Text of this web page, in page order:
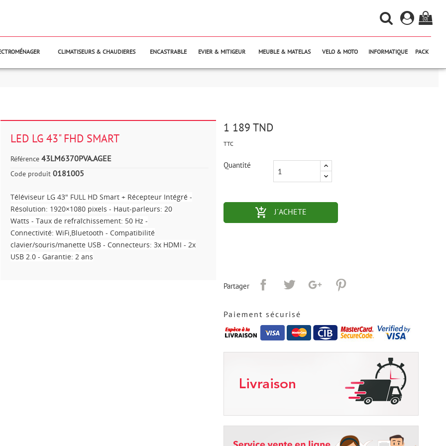
(0)
CLIMATISEURS & CHAUDIERES ENCASTRABLE EVIER & MITIGEUR MEUBLE & MATELAS VELO & MOTO INFORMATIQUE PACK
LED LG 43" FHD SMART
Référence 43LM6370PVA.AGEE
Code produit 0181005
Téléviseur LG 43" FULL HD Smart + Récepteur Intégré -
Résolution: 1920×1080 pixels - Haut-parleurs: 20
Watts - Taux de refraîchissement: 50 Hz -
Connectivité: WiFi,Bluetooth - Compatibilité
clavier/souris/manette USB - Connecteurs: 3x HDMI - 2x
USB 2.0 - Garantie: 2 ans
1 189 TND
TTC
Quantité
add_shopping_cart-outlined
J´ACHETE
Partager
Paiement sécurisé